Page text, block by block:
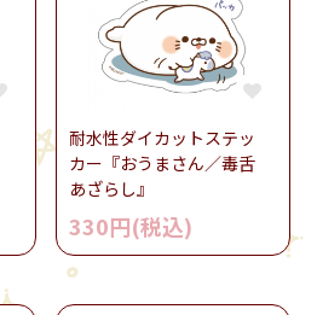
耐水性ダイカットステッ
カー『おうまさん／毒舌
あざらし』
330円(税込)